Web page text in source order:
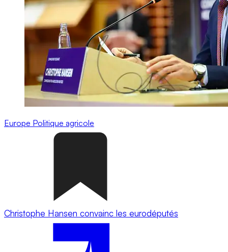
Europe Politique agricole
Christophe Hansen convainc les eurodéputés